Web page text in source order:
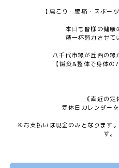
【肩こり・腰痛・スポー
本日も皆様の健康
精一杯努力させて
八千代市緑が丘西の緑
【鍼灸&整体で身体の
《直近の定
定休日カレンダー
※お支払いは現金のみとなります
す。